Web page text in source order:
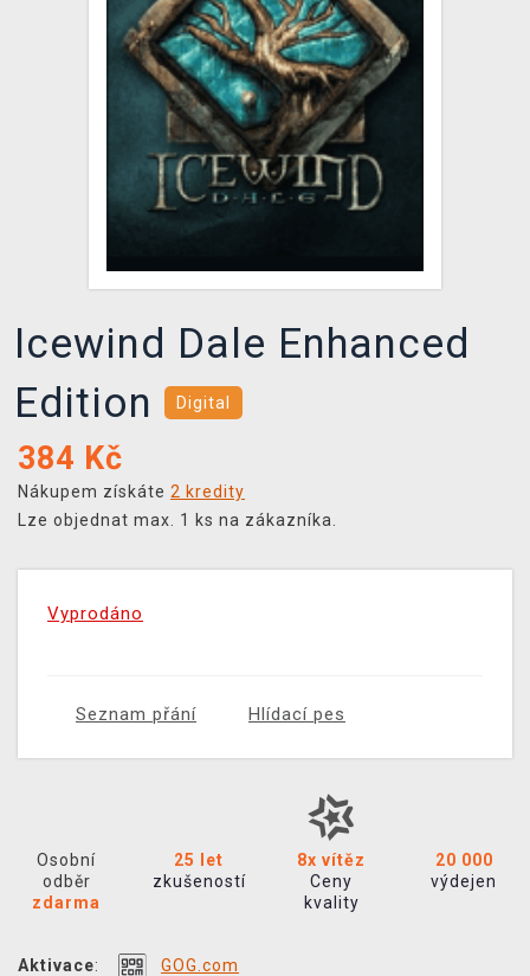
XZONE KLUB
TCG & BOARDGAME HUB
VÝKUP HER (BAZAR)
Icewind Dale Enhanced
Edition
Digital
384 Kč
Nákupem získáte 2 kredity
Lze objednat max. 1 ks na zákazníka.
Vyprodáno
Seznam přání Hlídací pes
Osobní
odběr
zdarma
25 let
zkušeností
8x vítěz
Ceny
kvality
20 000
výdejen
Aktivace: GOG.com